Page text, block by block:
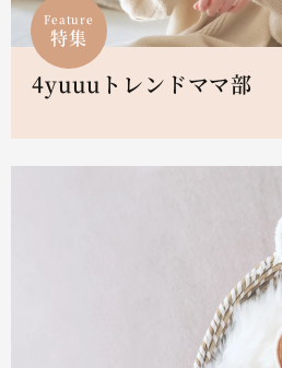
Feature
特集
4yuuuトレンドママ部